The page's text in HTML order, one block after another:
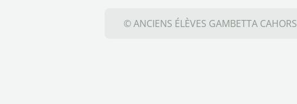
© ANCIENS ÉLÈVES GAMBETTA CAHORS